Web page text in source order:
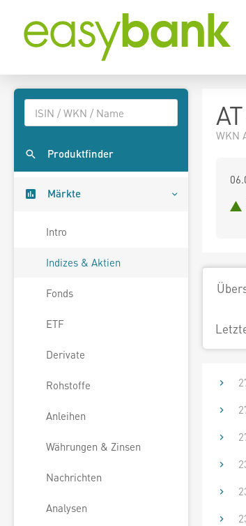
Produktfinder
Märkte
Intro
Indizes & Aktien
Fonds
ETF
Derivate
Rohstoffe
Anleihen
Währungen & Zinsen
Nachrichten
Analysen
WKN